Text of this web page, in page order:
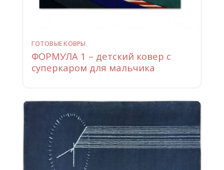
ГОТОВЫЕ КОВРЫ
ФОРМУЛА 1 – детский ковер с
суперкаром для мальчика